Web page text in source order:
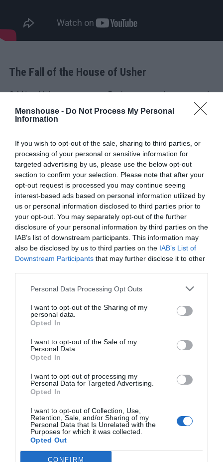
Menshouse - Do Not Process My Personal
Information
If you wish to opt-out of the sale, sharing to third parties, or
processing of your personal or sensitive information for
targeted advertising by us, please use the below opt-out
section to confirm your selection. Please note that after your
opt-out request is processed you may continue seeing
interest-based ads based on personal information utilized by
us or personal information disclosed to third parties prior to
your opt-out. You may separately opt-out of the further
disclosure of your personal information by third parties on the
IAB’s list of downstream participants. This information may
also be disclosed by us to third parties on the IAB’s List of
Downstream Participants that may further disclose it to other
Personal Data Processing Opt Outs
I want to opt-out of the Sharing of my
personal data.
Opted In
I want to opt-out of the Sale of my
Personal Data.
Opted In
I want to opt-out of processing my
Personal Data for Targeted Advertising.
Opted In
I want to opt-out of Collection, Use,
Retention, Sale, and/or Sharing of my
Personal Data that Is Unrelated with the
Purposes for which it was collected.
Opted Out
CONFIRM
The Fall of the House of Usher
Ο Μάικ Φλάναγκαν μας αποζημίωσε για ακόμα μια φορά
με τον horror κόσμο του και έδωσε στο Netflix μια από
τις λίγες σειρές το 2023 που ανάγκασαν τον κόσμο να
μήνα». Δες το review μας εδώ
Η Έμμα Στόουν δεν πήρε τα μάτια μας μόνο με το Poor
Things. Πρωταγωνιστεί και στην, κατά πολλούς, 2η
καλύτερη σειρά της χρονιάς μετά το The Last of Us, με
την ερμηνεία της αν της δίνει υποψηφιότητα για Χρυσή
Σφαίρα στο ‘Α Γυναικείο-Κωμωδία.
Στο The Curse, η Στόουν και ο Νέιθαν Φίλντερ είναι ένα
ζευγάρι που έχουν ένα όραμα να φτιάξουν οικολογικά
σπίτια στην Ισπανιόλα, το νησί της Καραϊβικής όπου